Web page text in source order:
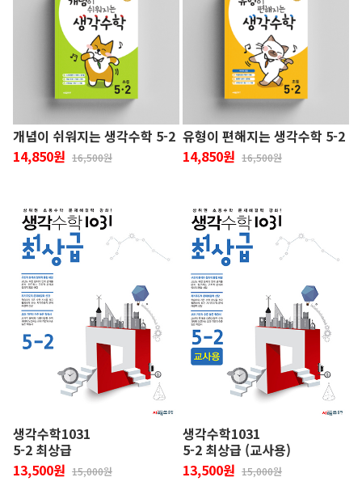
개념이 쉬워지는 생각수학 5-2
14,850원 16,500원
유형이 편해지는 생각수학 5-2
14,850원 16,500원
생각수학1031
5-2 최상급
13,500원 15,000원
생각수학1031
5-2 최상급 (교사용)
13,500원 15,000원